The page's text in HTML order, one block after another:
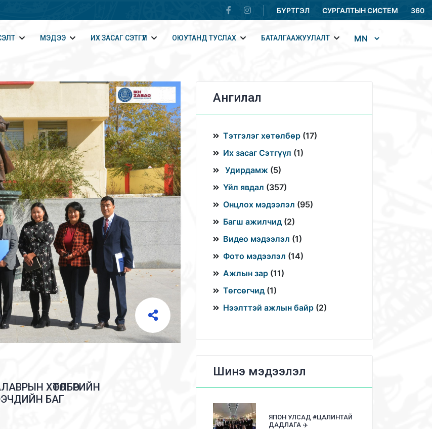
БҮРТГЭЛ СУРГАЛТЫН СИСТЕМ 360
МЭДЭЭ ИХ ЗАСАГ СЭТГҮҮЛ ОЮУТАНД ТУСЛАХ БАТАЛГААЖУУЛАЛТ
ХӨТӨЛБӨРИЙН
БАГ
Ангилал
Тэтгэлэг хөтөлбөр (17)
Их засаг Сэтгүүл (1)
Удирдамж (5)
Үйл явдал (357)
Онцлох мэдээлэл (95)
Багш ажилчид (2)
Видео мэдээлэл (1)
Фото мэдээлэл (14)
Ажлын зар (11)
Төгсөгчид (1)
Нээлттэй ажлын байр (2)
Шинэ мэдээлэл
ЯПОН УЛСАД #ЦАЛИНТАЙ
ДАДЛАГА ✈️